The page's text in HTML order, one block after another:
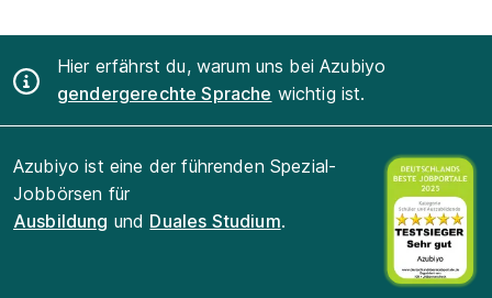
Hier erfährst du, warum uns bei Azubiyo
gendergerechte Sprache wichtig ist.
Azubiyo ist eine der führenden Spezial-
Jobbörsen für
Ausbildung und Duales Studium.